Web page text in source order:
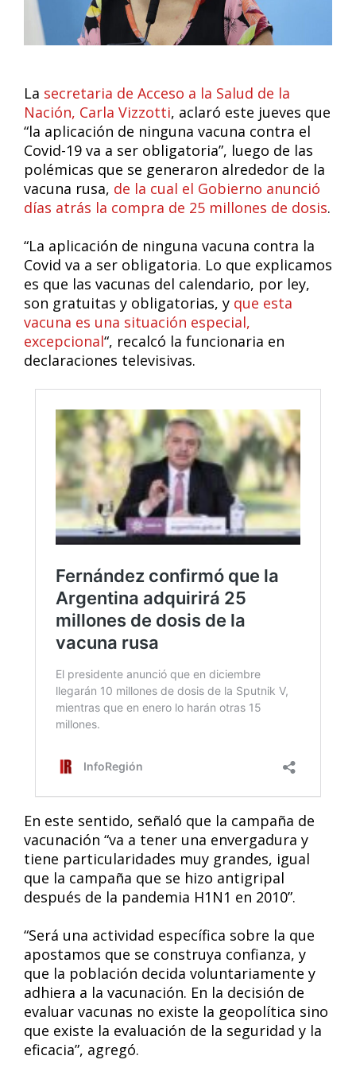
La secretaria de Acceso a la Salud de la
Nación, Carla Vizzotti, aclaró este jueves que
“la aplicación de ninguna vacuna contra el
Covid-19 va a ser obligatoria”, luego de las
polémicas que se generaron alrededor de la
vacuna rusa, de la cual el Gobierno anunció
días atrás la compra de 25 millones de dosis.
“La aplicación de ninguna vacuna contra la
Covid va a ser obligatoria. Lo que explicamos
es que las vacunas del calendario, por ley,
son gratuitas y obligatorias, y que esta
vacuna es una situación especial,
excepcional“, recalcó la funcionaria en
declaraciones televisivas.
En este sentido, señaló que la campaña de
vacunación “va a tener una envergadura y
tiene particularidades muy grandes, igual
que la campaña que se hizo antigripal
después de la pandemia H1N1 en 2010”.
“Será una actividad específica sobre la que
apostamos que se construya confianza, y
que la población decida voluntariamente y
adhiera a la vacunación. En la decisión de
evaluar vacunas no existe la geopolítica sino
que existe la evaluación de la seguridad y la
eficacia”, agregó.